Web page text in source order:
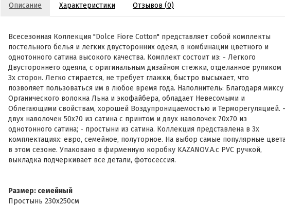
Описание Характеристики Отзывов (0)
Всесезонная Коллекция "Dolce Fiore Cotton" представляет собой комплекты
постельного белья и легких двусторонних одеял, в комбинации цветного и
однотонного сатина высокого качества. Комплект состоит из: - Легкого
Двустороннего одеяла, с оригинальным дизайном стежки, отделанное руликом
3х сторон. Легко стирается, не требует глажки, быстро высыхает, что
позволяет пользоваться им в любое время года. Наполнитель: Благодаря миксу
Органического волокна Льна и экофайбера, обладает Невесомыми и
Облегающими свойствам, хорошей Воздупроницаемостью и Терморегуляцией. -
двух наволочек 50х70 из сатина с принтом и двух наволочек 70х70 из
однотонного сатина; - простыни из сатина. Коллекция представлена в 3х
комплектациях: евро, семейное, полуторное. На выбор самые популярные
в этом сезоне. Упаковано в фирменную коробку KAZANOV.A.с PVC ручкой,
выкладка подчеркивает все детали, фотосессия.
Размер: семейный
Простынь 230х250см